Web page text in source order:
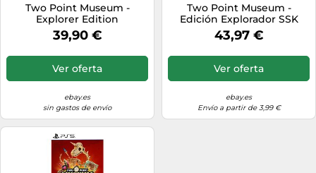
Two Point Museum -
Explorer Edition
(Playstation 5) PS5 (Sony
Playstation 5)
39,90 €
Ver oferta
ebay.es
sin gastos de envío
Two Point Museum -
Edición Explorador SSK
NSW2 NUEVO+OVP
43,97 €
Ver oferta
ebay.es
Envío a partir de 3,99 €